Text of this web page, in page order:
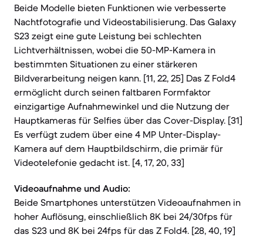
Beide Modelle bieten Funktionen wie verbesserte
Nachtfotografie und Videostabilisierung. Das Galaxy
S23 zeigt eine gute Leistung bei schlechten
Lichtverhältnissen, wobei die 50-MP-Kamera in
bestimmten Situationen zu einer stärkeren
Bildverarbeitung neigen kann. [11, 22, 25] Das Z Fold4
ermöglicht durch seinen faltbaren Formfaktor
einzigartige Aufnahmewinkel und die Nutzung der
Hauptkameras für Selfies über das Cover-Display. [31]
Es verfügt zudem über eine 4 MP Unter-Display-
Kamera auf dem Hauptbildschirm, die primär für
Videotelefonie gedacht ist. [4, 17, 20, 33]
Videoaufnahme und Audio:
Beide Smartphones unterstützen Videoaufnahmen in
hoher Auflösung, einschließlich 8K bei 24/30fps für
das S23 und 8K bei 24fps für das Z Fold4. [28, 40, 19]